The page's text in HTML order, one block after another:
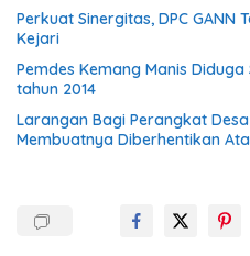
Perkuat Sinergitas, DPC GANN
Kejari
Pemdes Kemang Manis
tahun 2014
Larangan Bagi Perangkat
Membuatnya Diberhentikan